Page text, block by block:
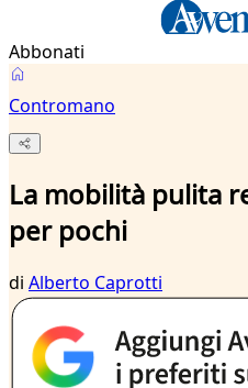
Abbonati
Contromano
La mobilità pulita
per pochi
di Alberto Caprotti